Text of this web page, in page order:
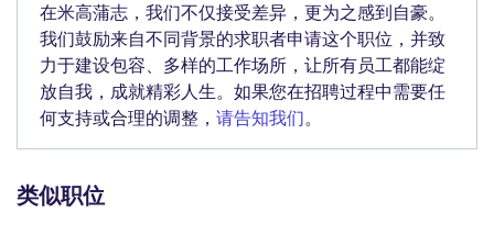
在米高蒲志，我们不仅接受差异，更为之感到自豪。
我们鼓励来自不同背景的求职者申请这个职位，并致
力于建设包容、多样的工作场所，让所有员工都能绽
放自我，成就精彩人生。如果您在招聘过程中需要任
何支持或合理的调整， 请告知我们。
类似职位